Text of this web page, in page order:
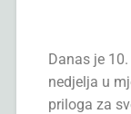
Danas je
nedjelja u
priloga za